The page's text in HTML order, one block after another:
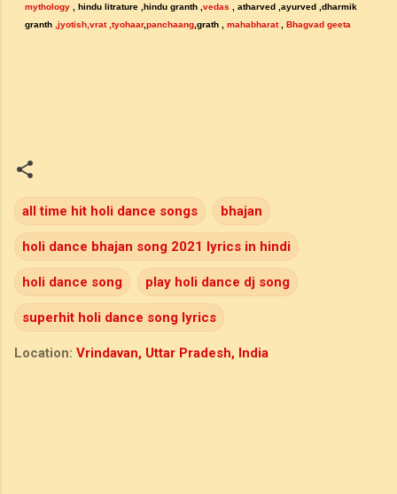
mythology, hindu litrature ,hindu granth , vedas , atharved ,ayurved ,dharmik
granth ,jyotish,vrat ,tyohaar,panchaang,grath , mahabharat, Bhagvad geeta
all time hit holi dance songs bhajan
holi dance bhajan song 2021 lyrics in hindi
holi dance song play holi dance dj song
superhit holi dance song lyrics
Location: Vrindavan, Uttar Pradesh, India